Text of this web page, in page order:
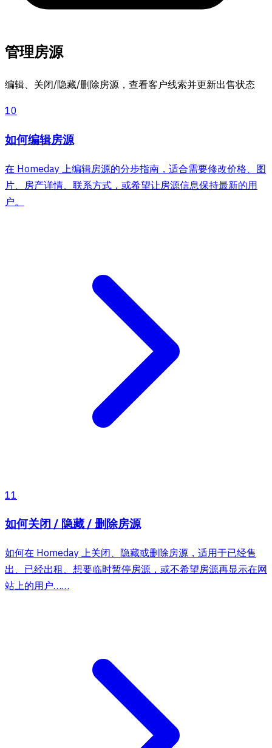
管理房源
编辑、关闭/隐藏/删除房源，查看客户线索并更新出售状态
10
如何编辑房源
在 Homeday 上编辑房源的分步指南，适合需要修改价格、图
片、房产详情、联系方式，或希望让房源信息保持最新的用
户。
11
如何关闭 / 隐藏 / 删除房源
如何在 Homeday 上关闭、隐藏或删除房源，适用于已经售
出、已经出租、想要临时暂停房源，或不希望房源再显示在网
站上的用户……